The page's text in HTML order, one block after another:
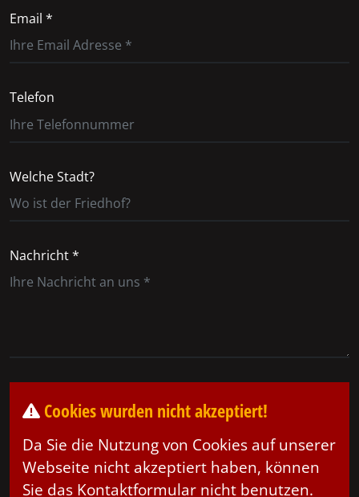
Email *
Telefon
Welche Stadt?
Nachricht *
Cookies wurden nicht akzeptiert!
Da Sie die Nutzung von Cookies auf unserer
Webseite nicht akzeptiert haben, können
Sie das Kontaktformular nicht benutzen.